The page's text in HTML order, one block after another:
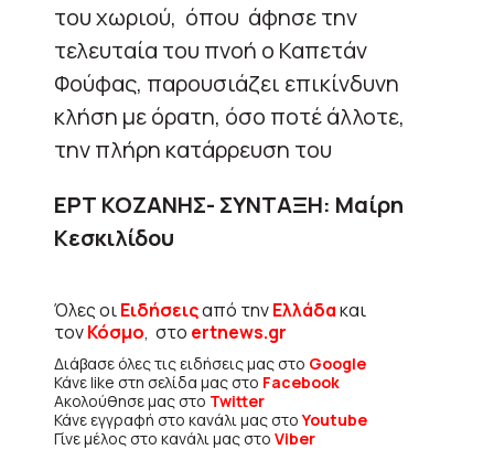
του χωριού, όπου άφησε την
τελευταία του πνοή ο Καπετάν
Φούφας, παρουσιάζει επικίνδυνη
κλήση με όρατη, όσο ποτέ άλλοτε,
την πλήρη κατάρρευση του
ΕΡΤ ΚΟΖΑΝΗΣ- ΣΥΝΤΑΞΗ: Μαίρη
Κεσκιλίδου
Όλες οιΕιδήσειςαπό τηνΕλλάδακαι
τονΚόσμο, στο ertnews.gr
Διάβασε όλες τις ειδήσεις μας στο Google
Κάνε like στη σελίδα μας στο Facebook
Ακολούθησε μας στο Twitter
Κάνε εγγραφή στο κανάλι μας στοYoutube
Γίνε μέλος στο κανάλι μας στο Viber